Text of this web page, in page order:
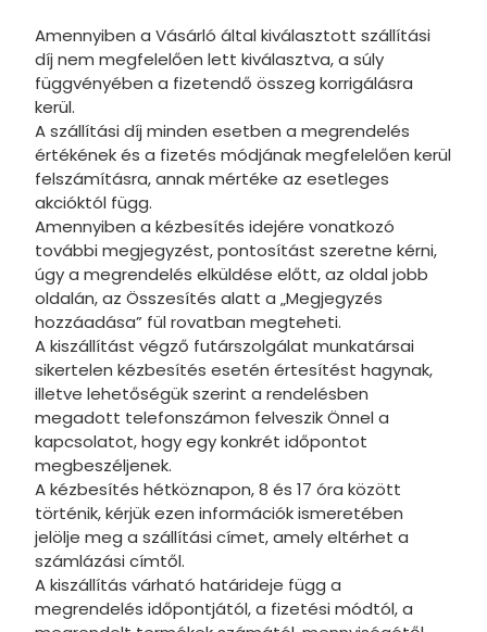
Amennyiben a Vásárló által kiválasztott szállítási
díj nem megfelelően lett kiválasztva, a súly
függvényében a fizetendő összeg korrigálásra
kerül.
A szállítási díj minden esetben a megrendelés
értékének és a fizetés módjának megfelelően kerül
felszámításra, annak mértéke az esetleges
akcióktól függ.
Amennyiben a kézbesítés idejére vonatkozó
további megjegyzést, pontosítást szeretne kérni,
úgy a megrendelés elküldése előtt, az oldal jobb
oldalán, az Összesítés alatt a „Megjegyzés
hozzáadása” fül rovatban megteheti.
A kiszállítást végző futárszolgálat munkatársai
sikertelen kézbesítés esetén értesítést hagynak,
illetve lehetőségük szerint a rendelésben
megadott telefonszámon felveszik Önnel a
kapcsolatot, hogy egy konkrét időpontot
megbeszéljenek.
A kézbesítés hétköznapon, 8 és 17 óra között
történik, kérjük ezen információk ismeretében
jelölje meg a szállítási címet, amely eltérhet a
számlázási címtől.
A kiszállítás várható határideje függ a
megrendelés időpontjától, a fizetési módtól, a